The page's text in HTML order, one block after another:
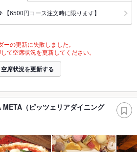
6500円コース注文時に限ります】
ーの更新に失敗しました。
て空席状況を更新してください。
空席状況を更新する
（ピッツェリアダイニング